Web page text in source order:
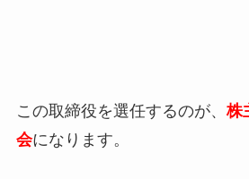
この取締役を選任するのが、株
会になります。